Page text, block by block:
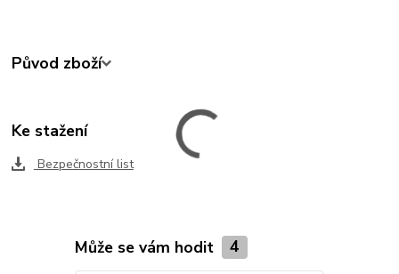
Původ zboží
Ke stažení
Bezpečnostní list
Může se vám hodit 4